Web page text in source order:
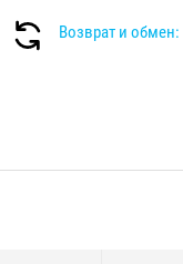
Возврат и обмен: